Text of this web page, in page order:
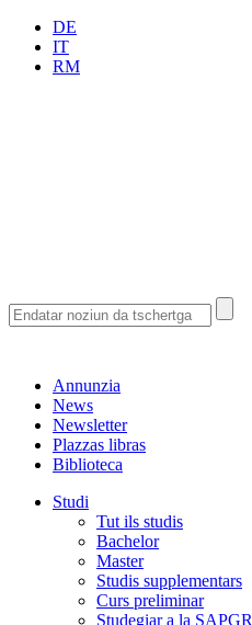
DE
IT
RM
Annunzia
News
Newsletter
Plazzas libras
Biblioteca
Studi
Tut ils studis
Bachelor
Master
Studis supplementars
Curs preliminar
Studegiar a la SAPGR